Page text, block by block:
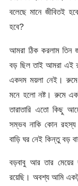
বলেছে মানে জীবিতই
হবে?
আমরা ঠিক করলাম তিন
বড় ছিল তাই আমরা এই
একদম ময়লা নেই। রুমে
মনে হলো নষ্ট। রুমে
তারাতারি এতো কিছু
সম্ভব নাকি কোন
বাড়ি ঘর নেই কিন্তু বড়
বড়বাবু আর তার মেয়ের
রয়েছি। অবশ্য আমি একটু